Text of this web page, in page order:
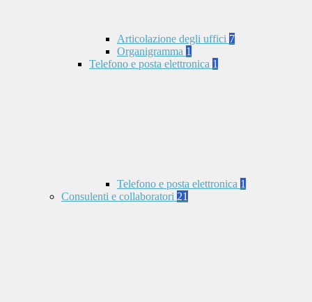
Articolazione degli uffici 7
Organigramma 1
Telefono e posta elettronica 1
Telefono e posta elettronica 1
Consulenti e collaboratori 21